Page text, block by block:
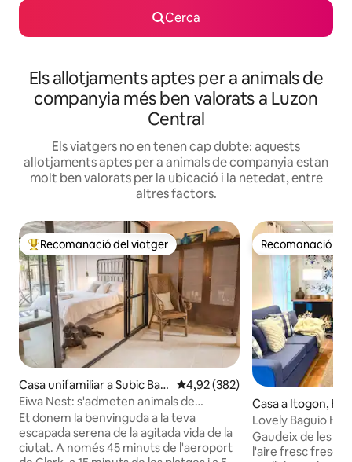
Cerca
Els allotjaments aptes per a animals de
companyia més ben valorats a Luzon
Central
Els viatgers no en tenen cap dubte: aquests
allotjaments aptes per a animals de companyia estan
molt ben valorats per la ubicació i la netedat, entre
altres factors.
Principals recomanacions dels viatgers
Recomanació del viatger
Casa unifamiliar a Subic Bay
Freeport Zone
4,92 de puntuació mitjana d'un
4,92 (382)
Eiwa Nest: s'admeten animals de
companyia, Netflix, esmorzar, banyera!
Et donem la benvinguda a la teva
escapada serena de la agitada vida de la
ciutat. A només 45 minuts de l'aeroport
Recomanació
Recomanació
Casa a Itogon,
Lovely Baguio Home | Llar de foc |
la muntanya |
Gaudeix de les
l'aire fresc fresc